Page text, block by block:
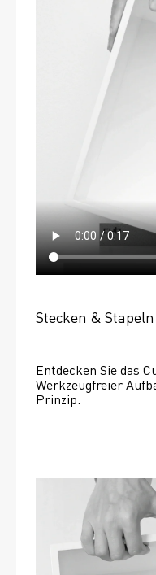
Stecken & Stapeln
Entdecken Sie das
Werkzeugfreier
Prinzip.